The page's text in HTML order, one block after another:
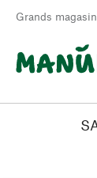
Passer au
Grands